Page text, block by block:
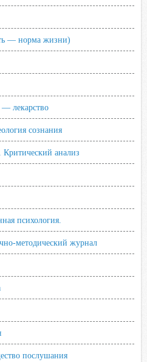
— норма жизни)
— лекарство
сознания
анализ
психология.
методический журнал
послушания